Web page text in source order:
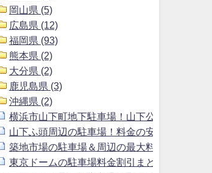
岡山県 (5)
広島県 (12)
福岡県 (93)
熊本県 (2)
大分県 (2)
鹿児島県 (3)
沖縄県 (2)
横浜市山下町地下駐車場！山下公園駐車場よ
山下ふ頭周辺の駐車場！料金の安いおすすめ
築地市場の駐車場＆周辺の最大料金1800円以
東京ドームの駐車場料金割引まとめ＆周辺の